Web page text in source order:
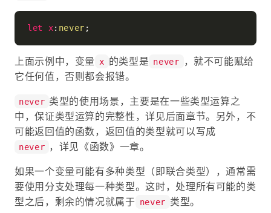
let x: never
上面示例中，变量 x 的类型是 never
，就不可能赋给
它任何值，否则都会报错。
never 类型的使用场景，主要是在一些类型运算之
中，保证类型运算的完整性，详见后面章节。另外，不
可能返回值的函数，返回值的类型就可以写成
never ，详见《函数》一章。
如果一个变量可能有多种类型（即联合类型），通常需
要使用分支处理每一种类型。这时，处理所有可能的类
型之后，剩余的情况就属于 never 类型。